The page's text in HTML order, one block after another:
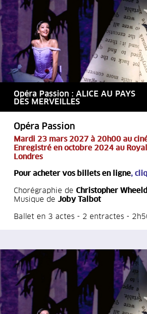
Opéra Passion : ALICE AU PAYS
DES MERVEILLES
Opéra Passion
Mardi 23 mars 2027 à 20h00 au
Enregistré en octobre 2024 au
Londres
Pour acheter vos billets en ligne,
Chorégraphie de Christopher
Musique de Joby Talbot
Ballet en 3 actes - 2 entractes -